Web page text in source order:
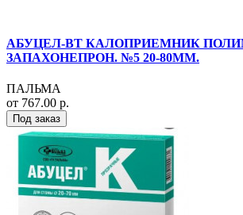
АБУЦЕЛ-ВТ КАЛОПРИЕМНИК
ЗАПАХОНЕПРОН. №5 20-80ММ.
ПАЛЬМА
от 767.00 р.
Под заказ